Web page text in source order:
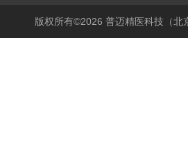
版权所有©2026 普迈精医科技（